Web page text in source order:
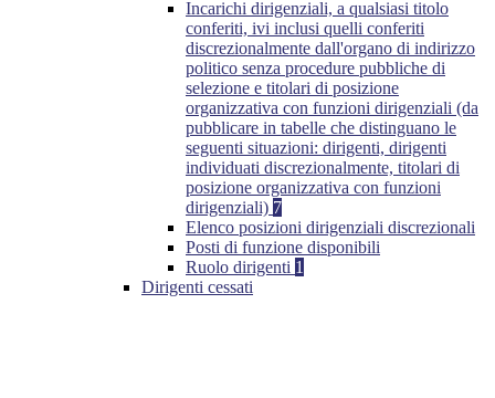
Incarichi dirigenziali, a qualsiasi titolo
conferiti, ivi inclusi quelli conferiti
discrezionalmente dall'organo di indirizzo
politico senza procedure pubbliche di
selezione e titolari di posizione
organizzativa con funzioni dirigenziali (da
pubblicare in tabelle che distinguano le
seguenti situazioni: dirigenti, dirigenti
individuati discrezionalmente, titolari di
posizione organizzativa con funzioni
dirigenziali) 7
Elenco posizioni dirigenziali discrezionali
Posti di funzione disponibili
Ruolo dirigenti 1
Dirigenti cessati